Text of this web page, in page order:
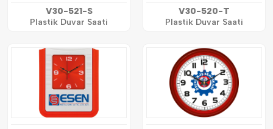
V30-521-S
Plastik Duvar Saati
V30-520-T
Plastik Duvar Saati